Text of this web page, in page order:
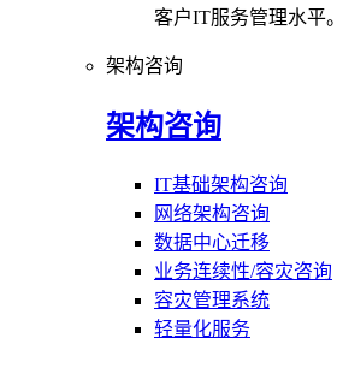
客户IT服务管理水平。
架构咨询
架构咨询
IT基础架构咨询
网络架构咨询
数据中心迁移
业务连续性/容灾咨询
容灾管理系统
轻量化服务